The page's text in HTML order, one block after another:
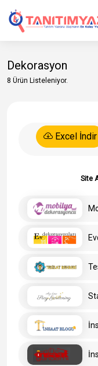
Dekorasyon
8 Ürün Listeleniyor.
Excel İndir
Site